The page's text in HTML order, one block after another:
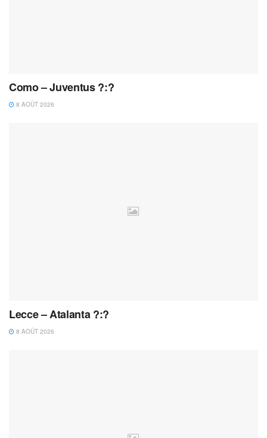
Como – Juventus ?:?
8 AOÛT 2026
Lecce – Atalanta ?:?
8 AOÛT 2026